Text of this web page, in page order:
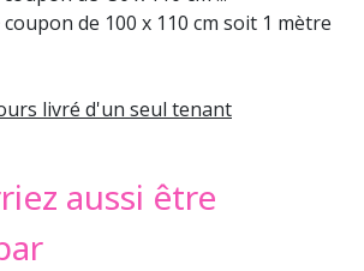
de 100 x 110 cm soit 1 mètre
livré d'un seul tenant
aussi être